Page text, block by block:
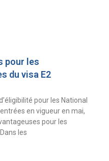
pour les
du visa E2
pour les National
en vigueur en mai,
pour les
les